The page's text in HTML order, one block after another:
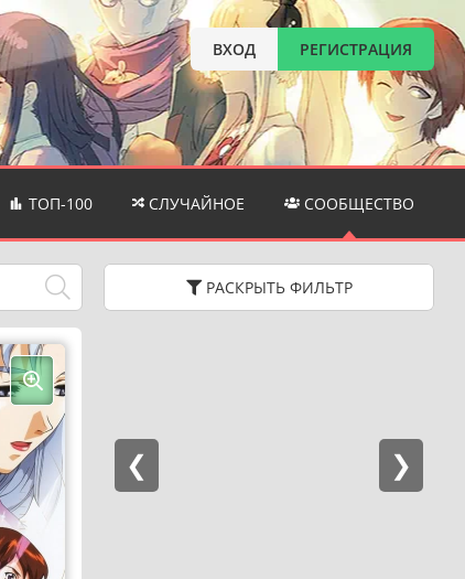
ВХОД РЕГИСТРАЦИЯ
ТОП-100 СЛУЧАЙНОЕ СООБЩЕСТВО
РАСКРЫТЬ ФИЛЬТР